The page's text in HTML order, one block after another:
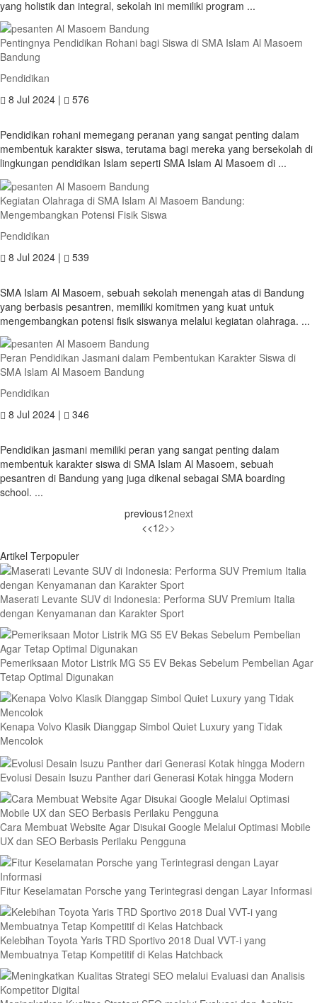
yang holistik dan integral, sekolah ini memiliki program ...
Pentingnya Pendidikan Rohani bagi Siswa di SMA Islam Al Masoem
Bandung
Pendidikan
8 Jul 2024 |
576
Pendidikan rohani memegang peranan yang sangat penting dalam
membentuk karakter siswa, terutama bagi mereka yang bersekolah di
lingkungan pendidikan Islam seperti SMA Islam Al Masoem di ...
Kegiatan Olahraga di SMA Islam Al Masoem Bandung:
Mengembangkan Potensi Fisik Siswa
Pendidikan
8 Jul 2024 |
539
SMA Islam Al Masoem, sebuah sekolah menengah atas di Bandung
yang berbasis pesantren, memiliki komitmen yang kuat untuk
mengembangkan potensi fisik siswanya melalui kegiatan olahraga. ...
Peran Pendidikan Jasmani dalam Pembentukan Karakter Siswa di
SMA Islam Al Masoem Bandung
Pendidikan
8 Jul 2024 |
346
Pendidikan jasmani memiliki peran yang sangat penting dalam
membentuk karakter siswa di SMA Islam Al Masoem, sebuah
pesantren di Bandung yang juga dikenal sebagai SMA boarding
school. ...
previous12next
<<12>>
Artikel Terpopuler
Maserati Levante SUV di Indonesia: Performa SUV Premium Italia
dengan Kenyamanan dan Karakter Sport
Pemeriksaan Motor Listrik MG S5 EV Bekas Sebelum Pembelian Agar
Tetap Optimal Digunakan
Kenapa Volvo Klasik Dianggap Simbol Quiet Luxury yang Tidak
Mencolok
Evolusi Desain Isuzu Panther dari Generasi Kotak hingga Modern
Cara Membuat Website Agar Disukai Google Melalui Optimasi Mobile
UX dan SEO Berbasis Perilaku Pengguna
Fitur Keselamatan Porsche yang Terintegrasi dengan Layar Informasi
Kelebihan Toyota Yaris TRD Sportivo 2018 Dual VVT-i yang
Membuatnya Tetap Kompetitif di Kelas Hatchback